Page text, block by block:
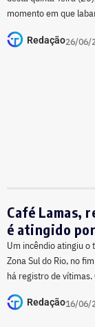
momento em que
Redação26/06/
Café Lamas,
é atingido
Um incêndio atingiu o
Zona Sul do Rio, no
há registro de vítimas.
Redação16/06/